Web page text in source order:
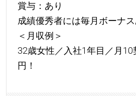
賞与：あり
成績優秀者には毎月ボーナス
＜月収例＞
32歳女性／入社1年目／月
円！